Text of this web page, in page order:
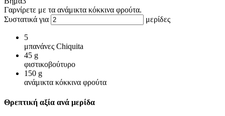
Γαρνίρετε με τα ανάμικτα κόκκινα φρούτα.
Συστατικά για
μερίδες
5
μπανάνες Chiquita
45 g
φιστικοβούτυρο
150 g
ανάμικτα κόκκινα φρούτα
Θρεπτική αξία ανά μερίδα